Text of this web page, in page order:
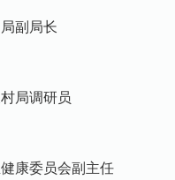
局长
调研员
委员会副主任